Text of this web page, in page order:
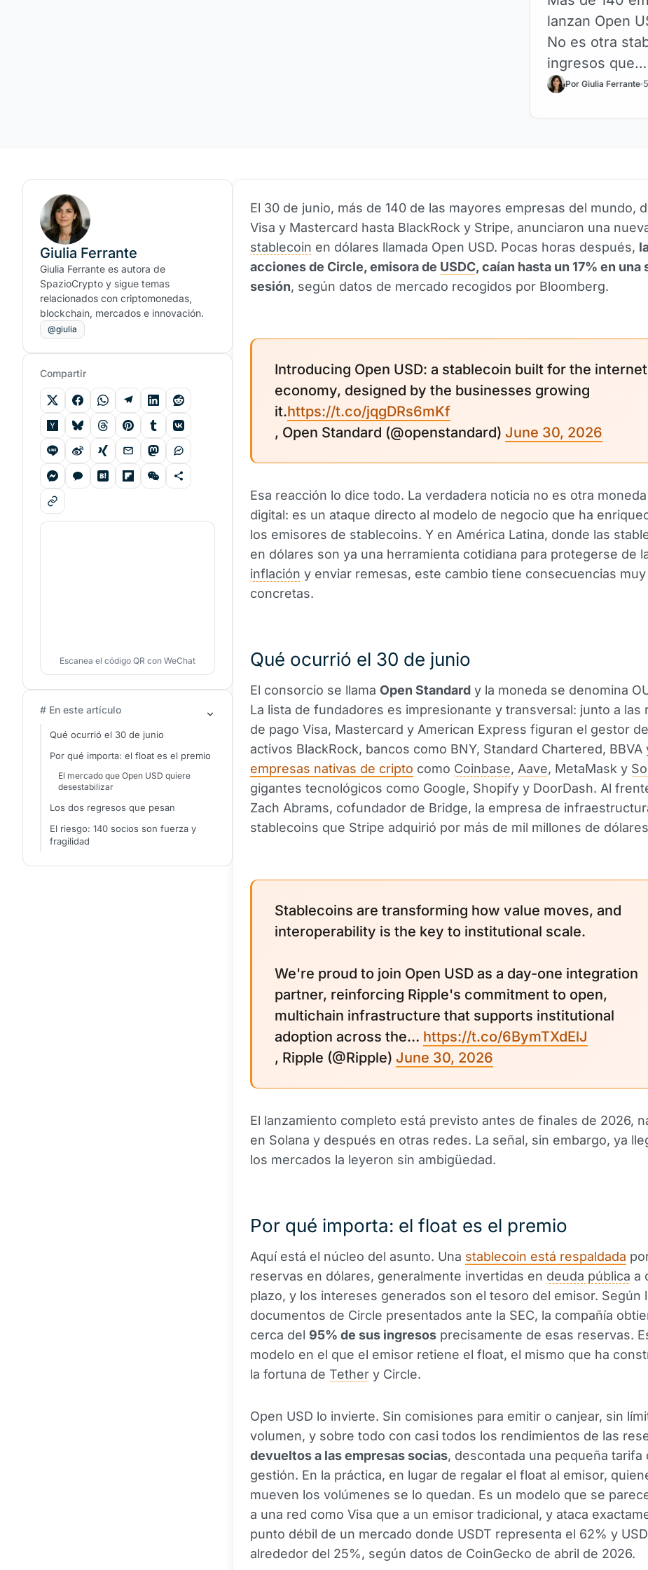
lanzan Open
No es otra
ingresos que…
Por Giulia Ferrante
El 30 de junio, más de 140 de las mayores empresas del mundo,
Visa y Mastercard hasta BlackRock y Stripe, anunciaron una
stablecoin en dólares llamada Open USD. Pocas horas después,
acciones de Circle, emisora de USDC, caían hasta un 17% en una
sesión, según datos de mercado recogidos por Bloomberg.
Introducing Open USD: a stablecoin built for the internet
economy, designed by the businesses growing
it.https://t.co/jqgDRs6mKf
, Open Standard (@openstandard) June 30, 2026
Esa reacción lo dice todo. La verdadera noticia no es otra moneda
digital: es un ataque directo al modelo de negocio que ha
los emisores de stablecoins. Y en América Latina, donde las
en dólares son ya una herramienta cotidiana para protegerse de
inflación y enviar remesas, este cambio tiene consecuencias muy
concretas.
Qué ocurrió el 30 de junio
El consorcio se llama Open Standard y la moneda se denomina
La lista de fundadores es impresionante y transversal: junto a las
de pago Visa, Mastercard y American Express figuran el gestor de
activos BlackRock, bancos como BNY, Standard Chartered, BBVA
empresas nativas de cripto como Coinbase, Aave, MetaMask y
gigantes tecnológicos como Google, Shopify y DoorDash. Al
Zach Abrams, cofundador de Bridge, la empresa de
stablecoins que Stripe adquirió por más de mil millones de
Stablecoins are transforming how value moves, and
interoperability is the key to institutional scale.
We're proud to join Open USD as a day-one integration
partner, reinforcing Ripple's commitment to open,
multichain infrastructure that supports institutional
adoption across the… https://t.co/6BymTXdElJ
, Ripple (@Ripple) June 30, 2026
El lanzamiento completo está previsto antes de finales de 2026,
en Solana y después en otras redes. La señal, sin embargo, ya
los mercados la leyeron sin ambigüedad.
Por qué importa: el float es el premio
Aquí está el núcleo del asunto. Una stablecoin está respaldada
reservas en dólares, generalmente invertidas en deuda pública a
plazo, y los intereses generados son el tesoro del emisor. Según
documentos de Circle presentados ante la SEC, la compañía
cerca del 95% de sus ingresos precisamente de esas reservas.
modelo en el que el emisor retiene el float, el mismo que ha
la fortuna de Tether y Circle.
Open USD lo invierte. Sin comisiones para emitir o canjear, sin
volumen, y sobre todo con casi todos los rendimientos de las
devueltos a las empresas socias, descontada una pequeña tarifa
gestión. En la práctica, en lugar de regalar el float al emisor,
mueven los volúmenes se lo quedan. Es un modelo que se
a una red como Visa que a un emisor tradicional, y ataca
punto débil de un mercado donde USDT representa el 62% y
alrededor del 25%, según datos de CoinGecko de abril de 2026.
Giulia Ferrante
Giulia Ferrante es autora de
SpazioCrypto y sigue temas
relacionados con criptomonedas,
blockchain, mercados e innovación.
@giulia
Compartir
Escanea el código QR con WeChat
# En este artículo
Qué ocurrió el 30 de junio
Por qué importa: el float es el premio
El mercado que Open USD quiere
desestabilizar
Los dos regresos que pesan
El riesgo: 140 socios son fuerza y
fragilidad